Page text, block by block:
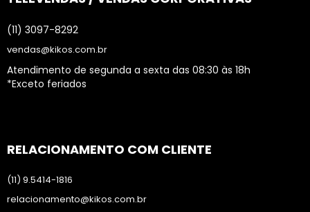
(11) 3097-8292
vendas@kikos.com.br
Atendimento de segunda a sexta das 08:30 às 18h
*Exceto feriados
RELACIONAMENTO COM CLIENTE
(11) 9.5414-1816
relacionamento@kikos.com.br